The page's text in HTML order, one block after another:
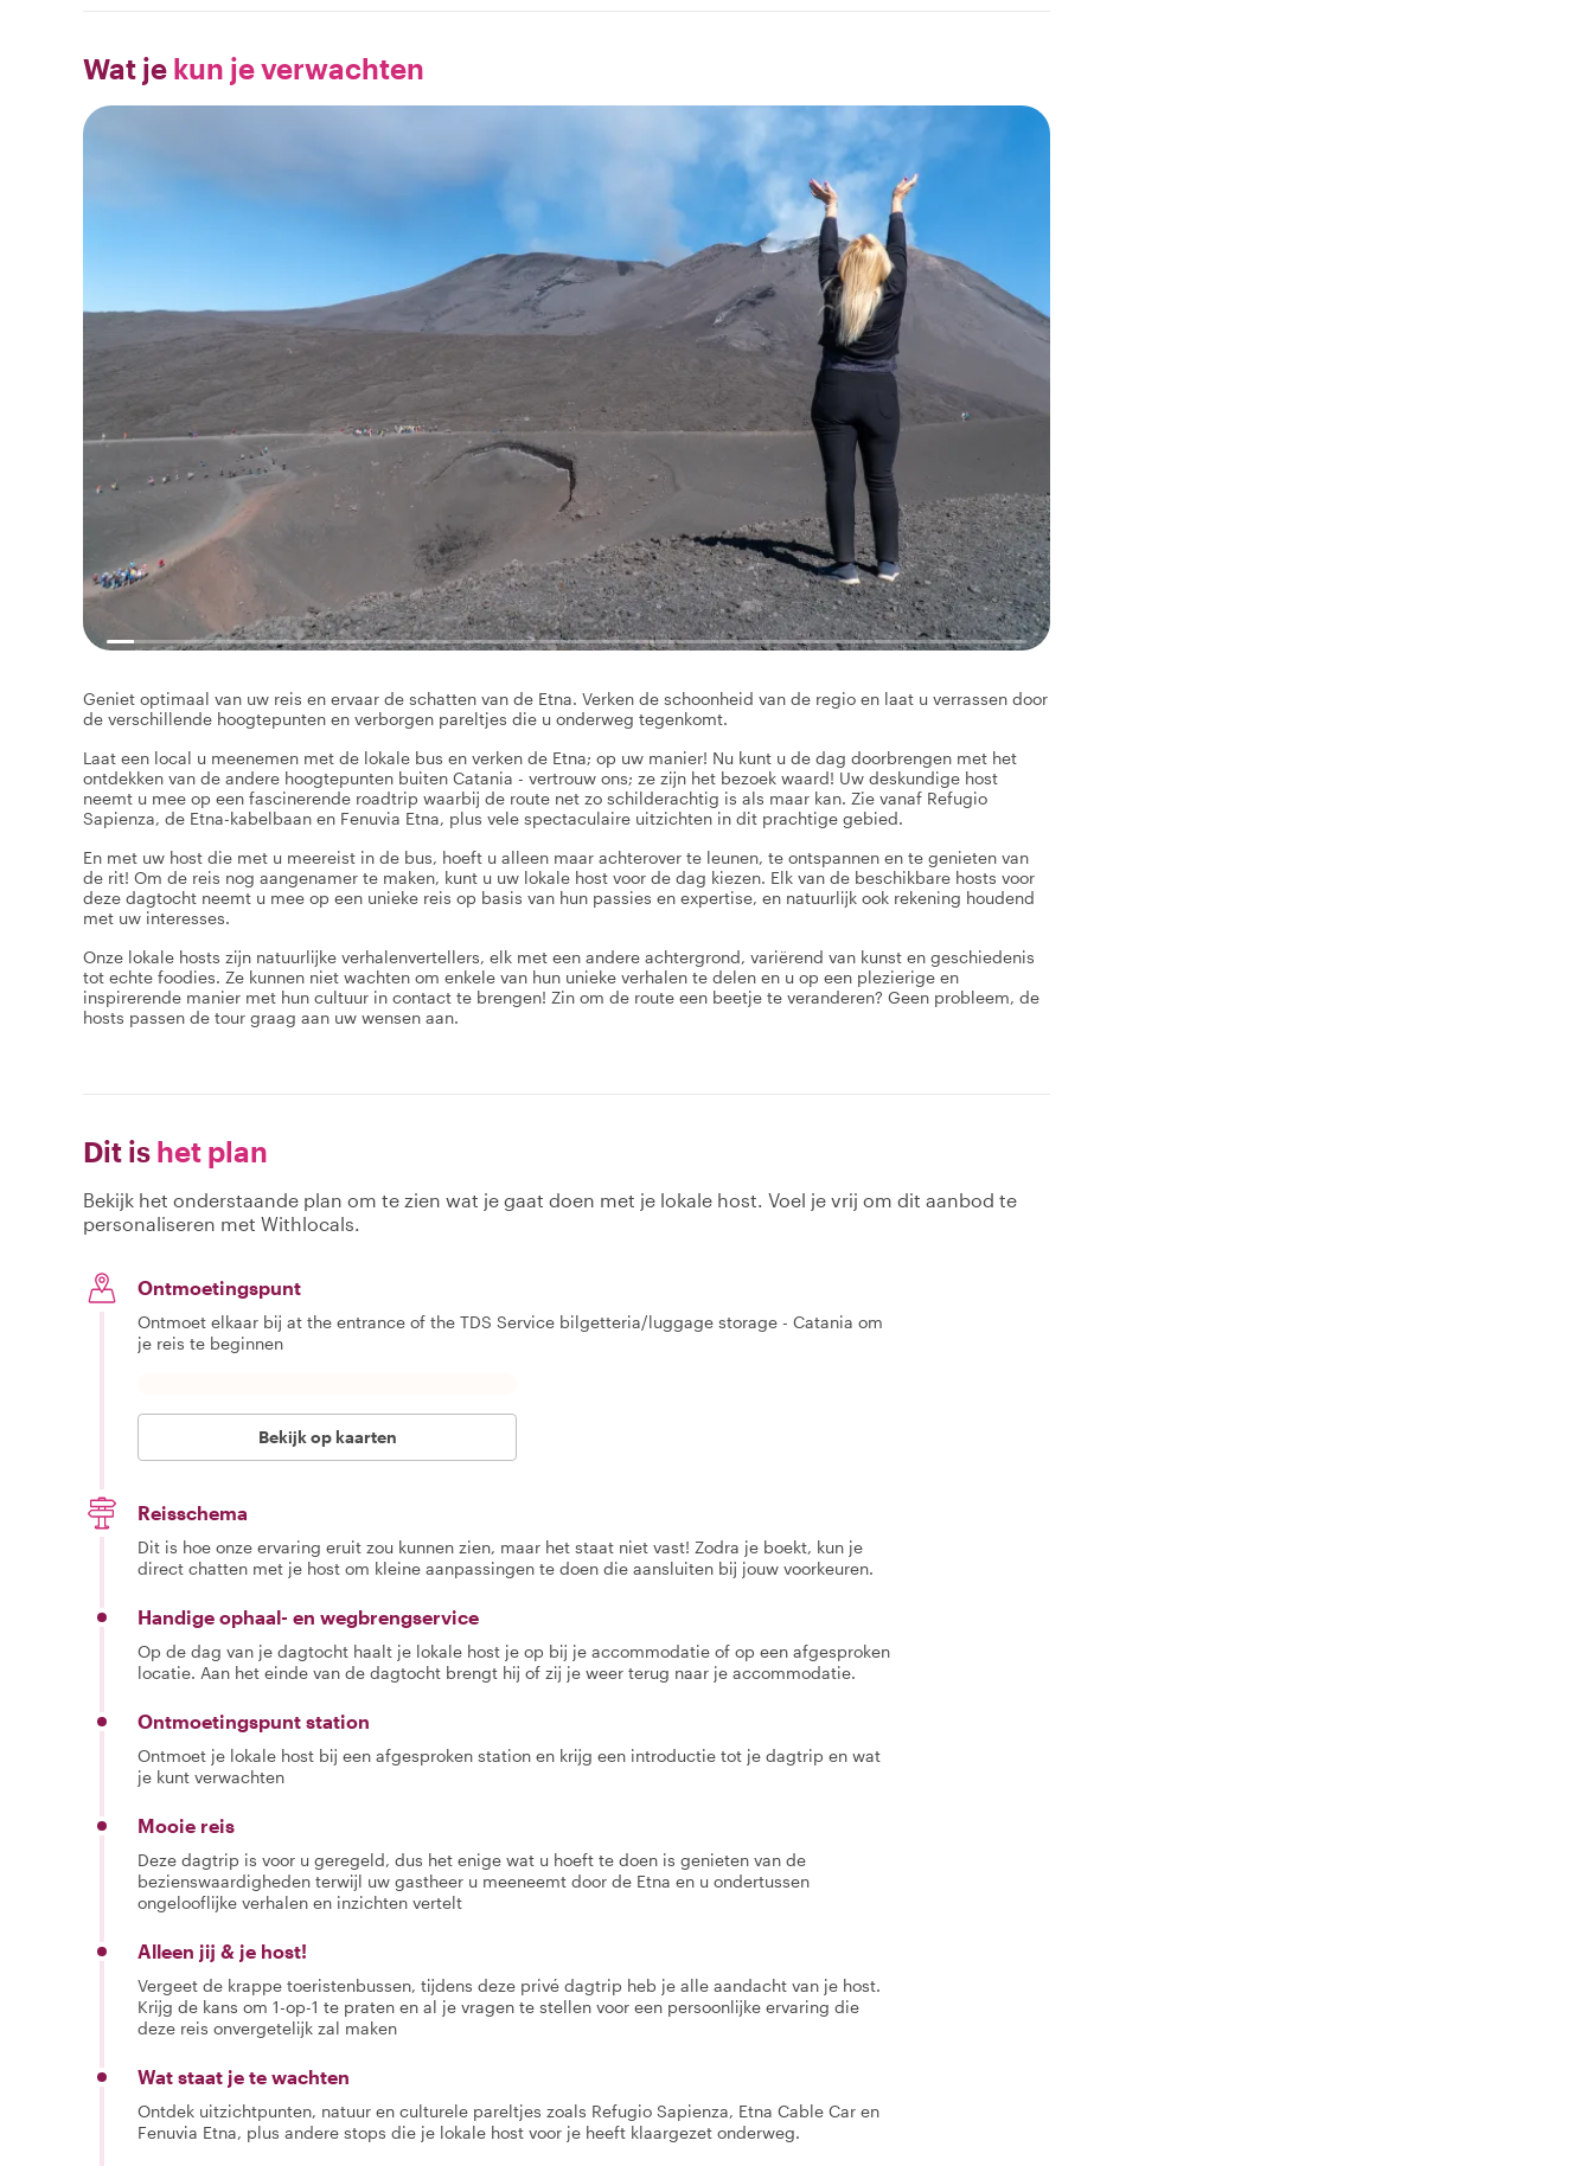
Wat je kun je verwachten
Geniet optimaal van uw reis en ervaar de schatten van de Etna. Verken de schoonheid van de regio en laat u verrassen door
de verschillende hoogtepunten en verborgen pareltjes die u onderweg tegenkomt.
Laat een local u meenemen met de lokale bus en verken de Etna; op uw manier! Nu kunt u de dag doorbrengen met het
ontdekken van de andere hoogtepunten buiten Catania - vertrouw ons; ze zijn het bezoek waard! Uw deskundige host
neemt u mee op een fascinerende roadtrip waarbij de route net zo schilderachtig is als maar kan. Zie vanaf Refugio
Sapienza, de Etna-kabelbaan en Fenuvia Etna, plus vele spectaculaire uitzichten in dit prachtige gebied.
En met uw host die met u meereist in de bus, hoeft u alleen maar achterover te leunen, te ontspannen en te genieten van
de rit! Om de reis nog aangenamer te maken, kunt u uw lokale host voor de dag kiezen. Elk van de beschikbare hosts voor
deze dagtocht neemt u mee op een unieke reis op basis van hun passies en expertise, en natuurlijk ook rekening houdend
met uw interesses.
Onze lokale hosts zijn natuurlijke verhalenvertellers, elk met een andere achtergrond, variërend van kunst en geschiedenis
tot echte foodies. Ze kunnen niet wachten om enkele van hun unieke verhalen te delen en u op een plezierige en
inspirerende manier met hun cultuur in contact te brengen! Zin om de route een beetje te veranderen? Geen probleem, de
hosts passen de tour graag aan uw wensen aan.
Dit is het plan
Bekijk het onderstaande plan om te zien wat je gaat doen met je lokale host. Voel je vrij om dit aanbod te
personaliseren met Withlocals.
Ontmoetingspunt
Ontmoet elkaar bij at the entrance of the TDS Service bilgetteria/luggage storage - Catania om
je reis te beginnen
Bekijk op kaarten
Reisschema
Dit is hoe onze ervaring eruit zou kunnen zien, maar het staat niet vast! Zodra je boekt, kun je
direct chatten met je host om kleine aanpassingen te doen die aansluiten bij jouw voorkeuren.
Handige ophaal- en wegbrengservice
Op de dag van je dagtocht haalt je lokale host je op bij je accommodatie of op een afgesproken
locatie. Aan het einde van de dagtocht brengt hij of zij je weer terug naar je accommodatie.
Ontmoetingspunt station
Ontmoet je lokale host bij een afgesproken station en krijg een introductie tot je dagtrip en wat
je kunt verwachten
Mooie reis
Deze dagtrip is voor u geregeld, dus het enige wat u hoeft te doen is genieten van de
bezienswaardigheden terwijl uw gastheer u meeneemt door de Etna en u ondertussen
ongelooflijke verhalen en inzichten vertelt
Alleen jij & je host!
Vergeet de krappe toeristenbussen, tijdens deze privé dagtrip heb je alle aandacht van je host.
Krijg de kans om 1-op-1 te praten en al je vragen te stellen voor een persoonlijke ervaring die
deze reis onvergetelijk zal maken
Wat staat je te wachten
Ontdek uitzichtpunten, natuur en culturele pareltjes zoals Refugio Sapienza, Etna Cable Car en
Fenuvia Etna, plus andere stops die je lokale host voor je heeft klaargezet onderweg.